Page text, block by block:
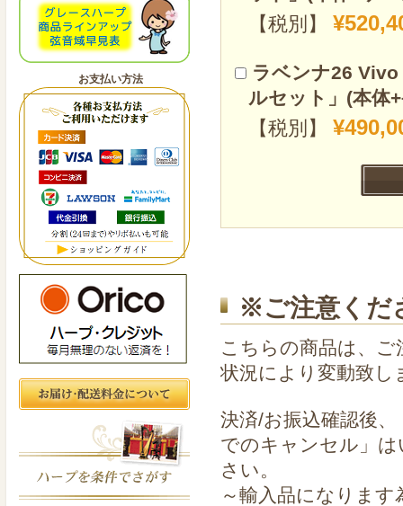
お支払い方法
【税別】
ラベンナ26
ルセット」(本
【税別】
※ご注意くだ
こちらの商品は、
状況により変動致
決済/お振込確認後
でのキャンセル」
さい。
～輸入品になりま